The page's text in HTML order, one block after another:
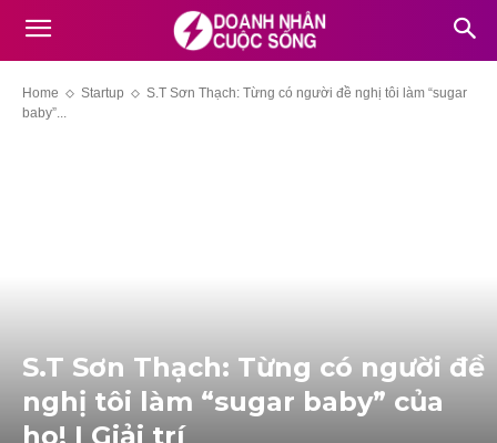
Home Startup
S.T Sơn Thạch: Từng có người đề nghị tôi làm “sugar
baby”...
S.T Sơn Thạch: Từng có người đề
nghị tôi làm “sugar baby” của
họ! | Giải trí